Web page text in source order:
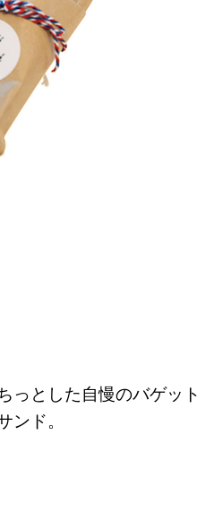
っとした自慢のバゲット
ド。